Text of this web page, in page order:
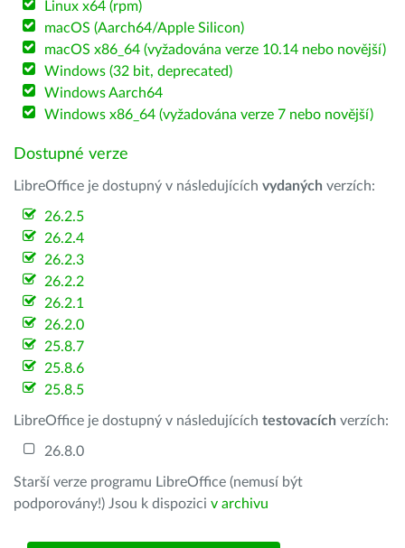
Linux x64 (rpm)
macOS (Aarch64/Apple Silicon)
macOS x86_64 (vyžadována verze 10.14 nebo novější)
Windows (32 bit, deprecated)
Windows Aarch64
Windows x86_64 (vyžadována verze 7 nebo novější)
Dostupné verze
LibreOffice je dostupný v následujících vydaných verzích:
26.2.5
26.2.4
26.2.3
26.2.2
26.2.1
26.2.0
25.8.7
25.8.6
25.8.5
LibreOffice je dostupný v následujících testovacích verzích:
26.8.0
Starší verze programu LibreOffice (nemusí být
podporovány!) Jsou k dispozici v archivu